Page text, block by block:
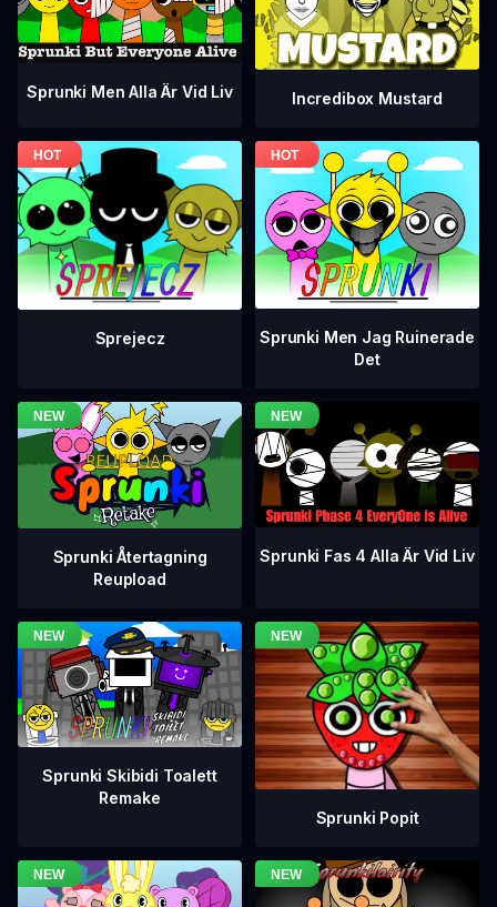
Sprunki Men Alla Är Vid Liv Incredibox Mustard
Sprejecz
Sprunki Men Jag Ruinerade
Det
Sprunki Återtagning
Reupload
Sprunki Fas 4 Alla Är Vid Liv
Sprunki Skibidi Toalett
Remake
Sprunki Popit